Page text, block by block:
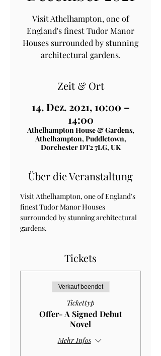
Visit Athelhampton, one of
England's finest Tudor Manor
Houses surrounded by stunning
architectural gardens.
Zeit & Ort
14. Dez. 2021, 10:00 –
14:00
Athelhampton House & Gardens,
Athelhampton, Puddletown,
Dorchester DT2 7LG, UK
Über die Veranstaltung
Visit Athelhampton, one of England's
finest Tudor Manor Houses
surrounded by stunning architectural
gardens.
Tickets
Verkauf beendet
Tickettyp
Offer- A Signed Debut
Novel
Mehr Infos